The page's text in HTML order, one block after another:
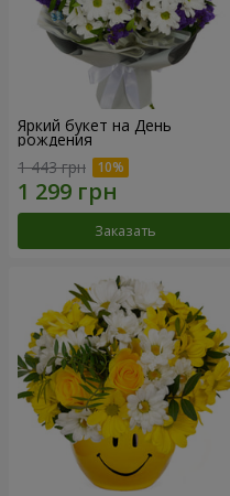
Яркий букет на День
рождения
1 443 грн
Заказать